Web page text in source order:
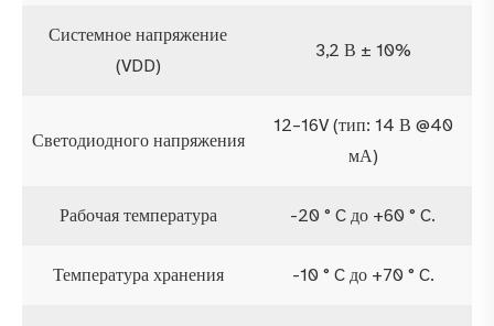
Системное напряжение
(VDD)
3,2 В ± 10%
Светодиодного напряжения
12–16V (тип: 14 В @40
мА)
Рабочая температура -20 ° C до +60 ° C.
Температура хранения -10 ° C до +70 ° C.